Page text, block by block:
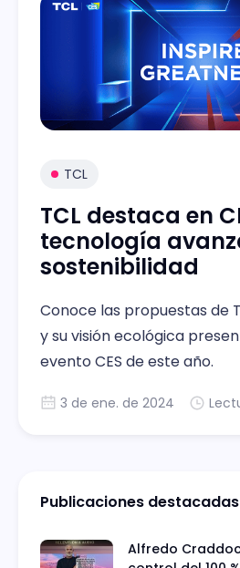
TCL
TCL destaca en
tecnología
sostenibilidad
Conoce las propuestas de
y su visión ecológica
evento CES de este año.
3 de ene. de 2024
Publicaciones destacadas
Alfredo